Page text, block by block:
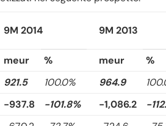
9M 2014 9M 2013
meur % meur
%
921.5 100.0% 964.9
-937.8 -101.8% -1,086.2
-